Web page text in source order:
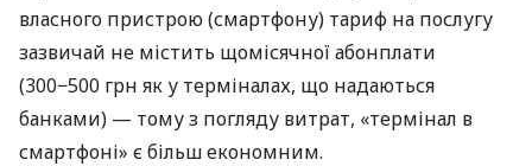
власного пристрою (смартфону) тариф на послугу
зазвичай не містить щомісячної абонплати
(300−500 грн як у терміналах, що надаються
банками) — тому з погляду витрат, «термінал в
смартфоні» є більш економним.